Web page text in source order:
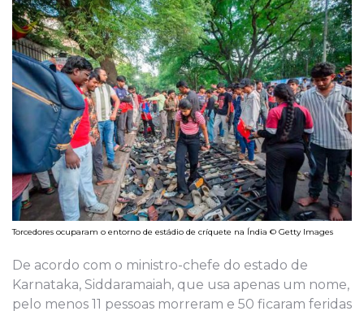
Torcedores ocuparam o entorno de estádio de críquete na Índia © Getty Images
De acordo com o ministro-chefe do estado de
Karnataka, Siddaramaiah, que usa apenas um nome,
pelo menos 11 pessoas morreram e 50 ficaram feridas